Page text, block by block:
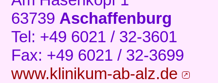
63739 Aschaffenburg
Tel: +49 6021 / 32-3601
Fax: +49 6021 / 32-3699
www.klinikum-ab-alz.de